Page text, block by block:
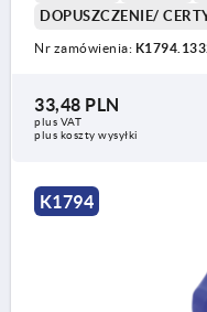
DOPUSZCZENIE/
Nr zamówienia:
33,48 PLN
plus VAT
plus koszty wysyłki
K1794